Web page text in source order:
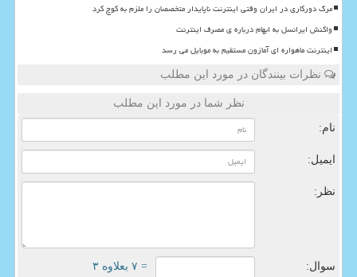
مرگ دورکاری در ایران وقتی اینترنت ناپایدار متخصصان را ملزم به کوچ کرد
واکنش ایرانسل به ابهام درباره ی مصرف اینترنت
اینترنت ماهواره ای آمازون مستقیم به موبایل می رسد
نظرات بینندگان در مورد این مطلب
نظر شما در مورد این مطلب
نام:
ایمیل:
نظر:
سوال: = ۷ بعلاوه ۳